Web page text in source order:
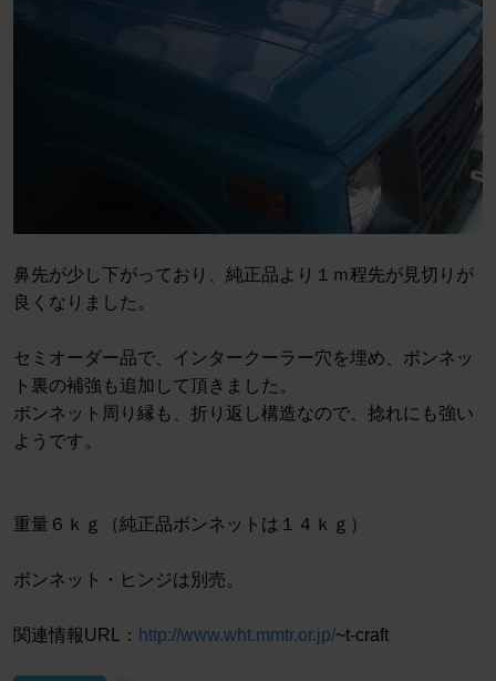
鼻先が少し下がっており、純正品より１ｍ程先が見切りが
良くなりました。
セミオーダー品で、インタークーラー穴を埋め、ボンネッ
ト裏の補強も追加して頂きました。
ボンネット周り縁も、折り返し構造なので、捻れにも強い
ようです。
重量６ｋｇ（純正品ボンネットは１４ｋｇ）
ボンネット・ヒンジは別売。
関連情報URL： http://www.wht.mmtr.or.jp/~t-craft